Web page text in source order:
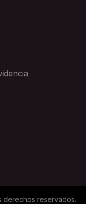
derechos reservados.